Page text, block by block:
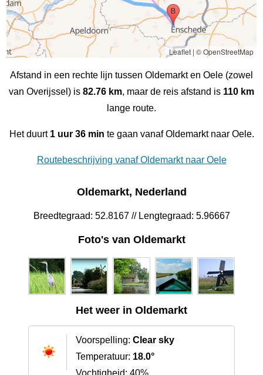
Leaflet| © OpenStreetMap
Afstand in een rechte lijn tussen Oldemarkt en Oele (zowel
van Overijssel) is 82.76 km, maar de reis afstand is 110 km
lange route.
Het duurt 1 uur 36 min te gaan vanaf Oldemarkt naar Oele.
Routebeschrijving vanaf Oldemarkt naar Oele
Oldemarkt, Nederland
Breedtegraad: 52.8167 // Lengtegraad: 5.96667
Foto's van Oldemarkt
Het weer in Oldemarkt
Voorspelling: Clear sky
Temperatuur: 18.0°